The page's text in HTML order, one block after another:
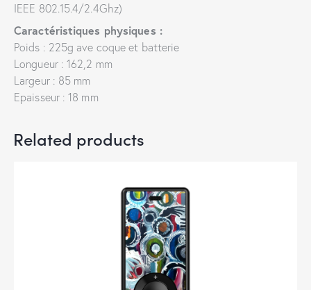
IEEE 802.15.4/2.4Ghz)
Caractéristiques physiques :
Poids : 225g ave coque et batterie
Longueur : 162,2 mm
Largeur : 85 mm
Epaisseur : 18 mm
Related products